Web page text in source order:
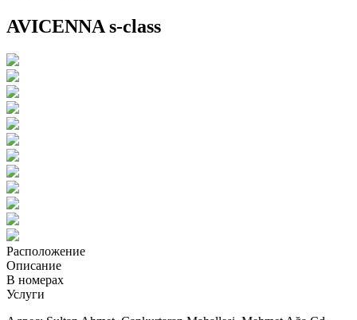
AVICENNA s-class
Расположение
Описание
В номерах
Услуги